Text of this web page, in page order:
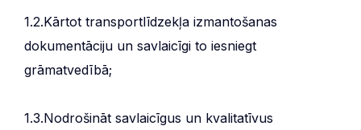
1.2.Kārtot transportlīdzekļa izmantošanas
dokumentāciju un savlaicīgi to iesniegt
grāmatvedībā;
1.3.Nodrošināt savlaicīgus un kvalitatīvus